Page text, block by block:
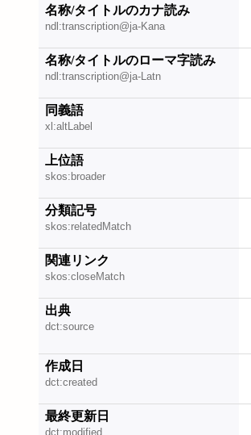
名称/タイトルのカナ読み
ndl:transcription@ja-Kana
名称/タイトルのローマ字読み
ndl:transcription@ja-Latn
同義語
xl:altLabel
上位語
skos:broader
分類記号
skos:relatedMatch
関連リンク
skos:closeMatch
出典
dct:source
作成日
dct:created
最終更新日
dct:modified